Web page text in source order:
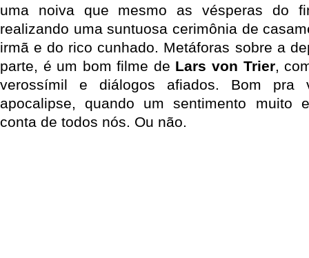
uma noiva que mesmo as vésperas do
realizando uma suntuosa cerimônia de
irmã e do rico cunhado. Metáforas sobre a
parte, é um bom filme de Lars von Trier,
verossímil e diálogos afiados. Bom pra
apocalipse, quando um sentimento muito
conta de todos nós. Ou não.